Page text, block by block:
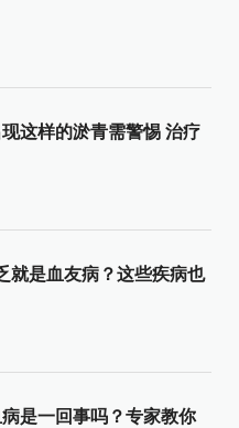
这样的淤青需警惕 治疗
就是血友病？这些疾病也
是一回事吗？专家教你